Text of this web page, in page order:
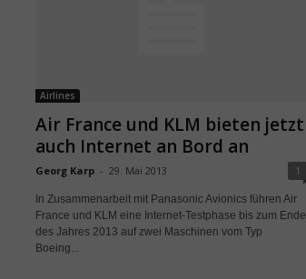
Airlines
Air France und KLM bieten jetzt
auch Internet an Bord an
Georg Karp - 29. Mai 2013 1
In Zusammenarbeit mit Panasonic Avionics führen Air
France und KLM eine Internet-Testphase bis zum Ende
des Jahres 2013 auf zwei Maschinen vom Typ
Boeing...